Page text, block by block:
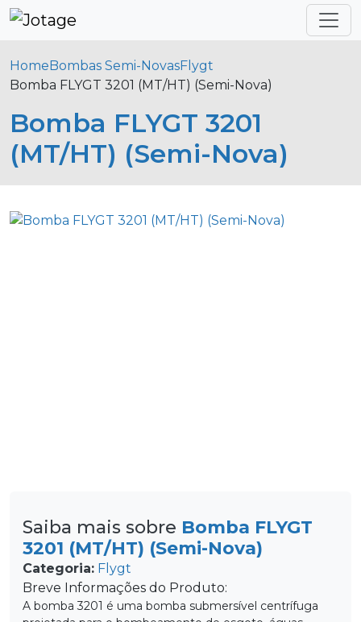
HomeBombas Semi-NovasFlygt
Bomba FLYGT 3201 (MT/HT) (Semi-Nova)
Bomba FLYGT 3201
(MT/HT) (Semi-Nova)
Saiba mais sobre Bomba FLYGT
3201 (MT/HT) (Semi-Nova)
Categoria: Flygt
Breve Informações do Produto:
A bomba 3201 é uma bomba submersível centrífuga